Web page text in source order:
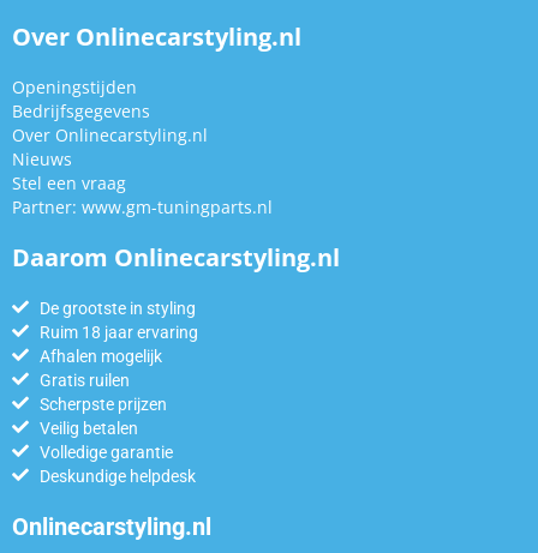
Over Onlinecarstyling.nl
Openingstijden
Bedrijfsgegevens
Over Onlinecarstyling.nl
Nieuws
Stel een vraag
Partner: www.gm-tuningparts.nl
Daarom Onlinecarstyling.nl
De grootste in styling
Ruim 18 jaar ervaring
Afhalen mogelijk
Gratis ruilen
Scherpste prijzen
Veilig betalen
Volledige garantie
Deskundige helpdesk
Onlinecarstyling.nl